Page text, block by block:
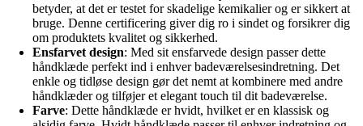
betyder, at det er testet for skadelige kemikalier og er sikkert at
bruge. Denne certificering giver dig ro i sindet og forsikrer dig
om produktets kvalitet og sikkerhed.
Ensfarvet design: Med sit ensfarvede design passer dette
håndklæde perfekt ind i enhver badeværelsesindretning. Det
enkle og tidløse design gør det nemt at kombinere med andre
håndklæder og tilføjer et elegant touch til dit badeværelse.
Farve: Dette håndklæde er hvidt, hvilket er en klassisk og